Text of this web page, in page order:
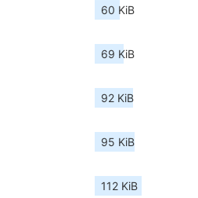
60 KiB
69 KiB
92 KiB
95 KiB
112 KiB